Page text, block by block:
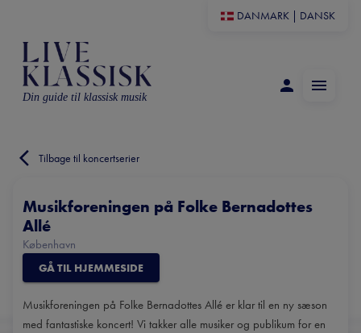
DANMARK DANSK
Din guide til klassisk musik
Tilbage til koncertserier
Musikforeningen på Folke Bernadottes
Allé
København
GÅ TIL HJEMMESIDE
Musikforeningen på Folke Bernadottes Allé er klar til en ny sæson
med fantastiske koncert! Vi takker alle musiker og publikum for en